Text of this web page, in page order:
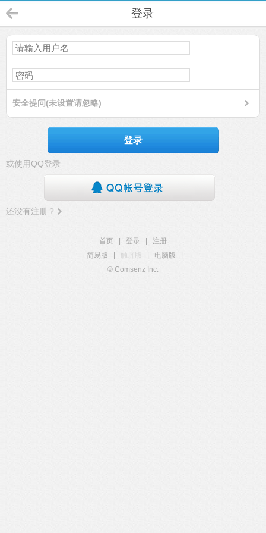
登录
安全提问(未设置请忽略)
登录
或使用QQ登录
还没有注册？
首页 登录
注册
简易版
触屏版 电脑版
© Comsenz Inc.